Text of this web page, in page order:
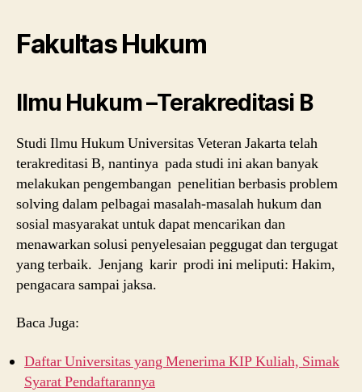
Fakultas Hukum
Ilmu Hukum –Terakreditasi B
Studi Ilmu Hukum Universitas Veteran Jakarta telah
terakreditasi B, nantinya pada studi ini akan banyak
melakukan pengembangan penelitian berbasis problem
solving dalam pelbagai masalah-masalah hukum dan
sosial masyarakat untuk dapat mencarikan dan
menawarkan solusi penyelesaian peggugat dan tergugat
yang terbaik. Jenjang karir prodi ini meliputi: Hakim,
pengacara sampai jaksa.
Baca Juga:
Daftar Universitas yang Menerima KIP Kuliah, Simak
Syarat Pendaftarannya